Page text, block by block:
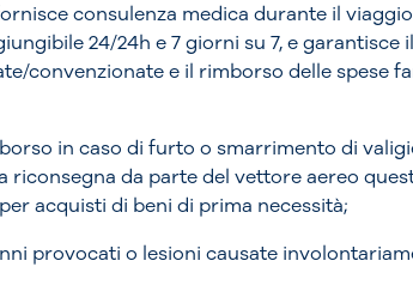
consulenza medica durante il
24/24h e 7 giorni su 7, e garantisce
convenzionate e il rimborso delle spese
in caso di furto o smarrimento di
da parte del vettore aereo
acquisti di beni di prima necessità;
provocati o lesioni causate